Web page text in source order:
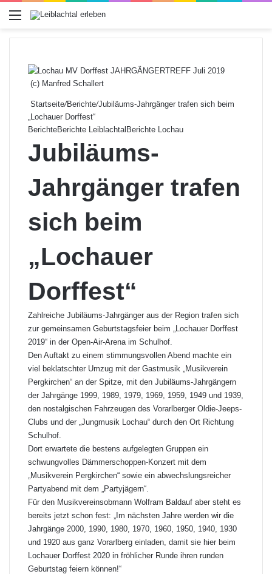
Menü
(c) Manfred Schallert
Startseite/Berichte/Jubiläums-Jahrgänger trafen sich beim
„Lochauer Dorffest“
BerichteBerichte Leiblachtal Berichte Lochau
Jubiläums-
Jahrgänger trafen
sich beim
„Lochauer
Dorffest“
Zahlreiche Jubiläums-Jahrgänger aus der Region trafen sich
zur gemeinsamen Geburtstagsfeier beim „Lochauer Dorffest
2019“ in der Open-Air-Arena im Schulhof.
Den Auftakt zu einem stimmungsvollen Abend machte ein
viel beklatschter Umzug mit der Gastmusik „Musikverein
Pergkirchen“ an der Spitze, mit den Jubiläums-Jahrgängern
der Jahrgänge 1999, 1989, 1979, 1969, 1959, 1949 und 1939,
den nostalgischen Fahrzeugen des Vorarlberger Oldie-Jeeps-
Clubs und der „Jungmusik Lochau“ durch den Ort Richtung
Schulhof.
Dort erwartete die bestens aufgelegten Gruppen ein
schwungvolles Dämmerschoppen-Konzert mit dem
„Musikverein Pergkirchen“ sowie ein abwechslungsreicher
Partyabend mit dem „Partyjägern“.
Für den Musikvereinsobmann Wolfram Baldauf aber steht es
bereits jetzt schon fest: „Im nächsten Jahre werden wir die
Jahrgänge 2000, 1990, 1980, 1970, 1960, 1950, 1940, 1930
und 1920 aus ganz Vorarlberg einladen, damit sie hier beim
Lochauer Dorffest 2020 in fröhlicher Runde ihren runden
Geburtstag feiern können!“